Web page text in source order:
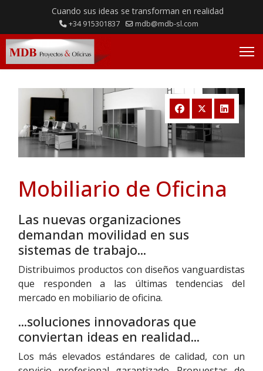
Cuando sus ideas se transforman en realidad
+34 915301837 mdb@mdb-sl.com
Mobiliario de Oficina
Las nuevas organizaciones
demandan movilidad en sus
sistemas de trabajo...
Distribuimos productos con diseños vanguardistas
que responden a las últimas tendencias del
mercado en mobiliario de oficina.
...soluciones innovadoras que
conviertan ideas en realidad...
Los más elevados estándares de calidad, con un